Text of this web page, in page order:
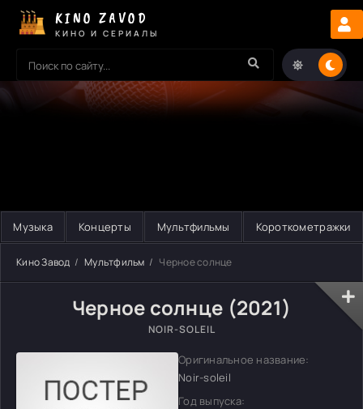
KINO ZAVOD
КИНО И СЕРИАЛЫ
Музыка Концерты Мультфильмы Короткометражки
Кино Завод Мультфильм Черное солнце
Черное солнце (2021)
NOIR-SOLEIL
Оригинальное название:
Noir-soleil
Год выпуска: